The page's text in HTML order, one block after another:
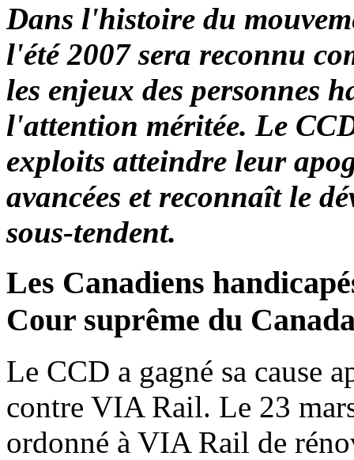
Dans l'histoire du
l'été 2007 sera reconnu
les enjeux des personnes
l'attention méritée. Le
exploits atteindre leur
avancées et reconnaît le
sous-tendent.
Les Canadiens
Cour suprême du
Le CCD a gagné sa cause
contre VIA Rail. Le 23
ordonné à VIA Rail de